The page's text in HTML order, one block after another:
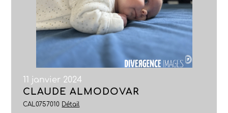
11 janvier 2024
CLAUDE ALMODOVAR
CAL0757010 Détail